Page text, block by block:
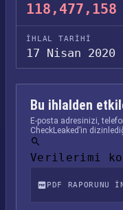
118,477,158
İHLAL TARIHI
17 Nisan 2020
Bu ihlalden
E-posta adresinizi,
CheckLeaked’in
Verilerimi
PDF RAPORUNU